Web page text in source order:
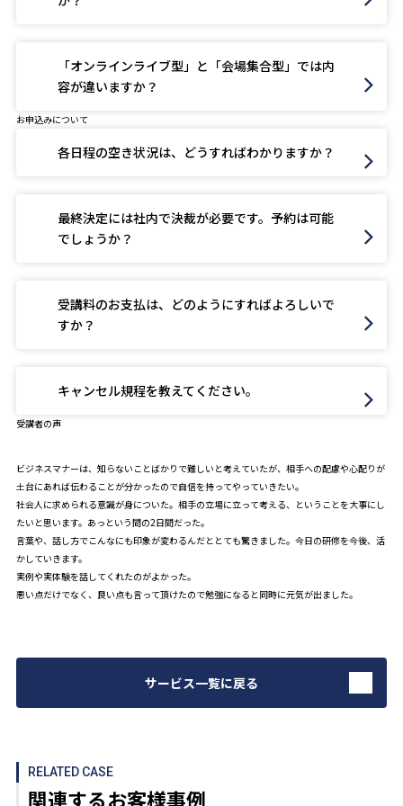
「オンラインライブ型」と「会場集合型」では内
容が違いますか？
お申込みについて
各日程の空き状況は、どうすればわかりますか？
最終決定には社内で決裁が必要です。予約は可能
でしょうか？
受講料のお支払は、どのようにすればよろしいで
すか？
キャンセル規程を教えてください。
受講者の声
ビジネスマナーは、知らないことばかりで難しいと考えていたが、相手への配慮や心配りが
土台にあれば伝わることが分かったので自信を持ってやっていきたい。
社会人に求められる意識が身についた。相手の立場に立って考える、ということを大事にし
たいと思います。あっという間の2日間だった。
言葉や、話し方でこんなにも印象が変わるんだととても驚きました。今日の研修を今後、活
かしていきます。
実例や実体験を話してくれたのがよかった。
悪い点だけでなく、良い点も言って頂けたので勉強になると同時に元気が出ました。
サービス一覧に戻る
RELATED CASE
関連するお客様事例